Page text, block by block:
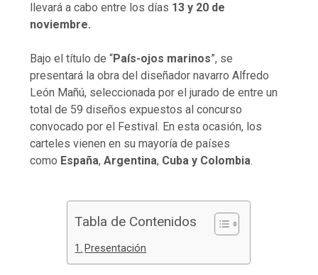
llevará a cabo entre los días 13 y 20 de
noviembre.
Bajo el título de “País-ojos marinos”, se
presentará la obra del diseñador navarro Alfredo
León Mañú, seleccionada por el jurado de entre un
total de 59 diseños expuestos al concurso
convocado por el Festival. En esta ocasión, los
carteles vienen en su mayoría de países
como España, Argentina, Cuba y Colombia.
Tabla de Contenidos
Presentación